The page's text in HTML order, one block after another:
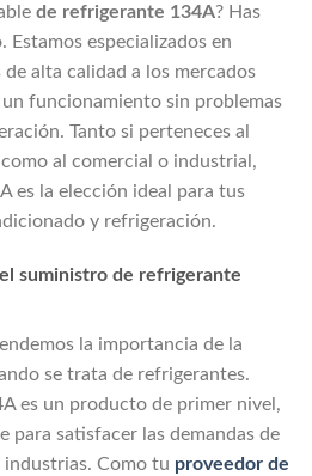
de refrigerante 134A? Has
Estamos especializados en
alta calidad a los mercados
funcionamiento sin problemas
Tanto si perteneces al
al comercial o industrial,
es la elección ideal para tus
y refrigeración.
suministro de refrigerante
la importancia de la
se trata de refrigerantes.
es un producto de primer nivel,
para satisfacer las demandas de
Como tu proveedor de